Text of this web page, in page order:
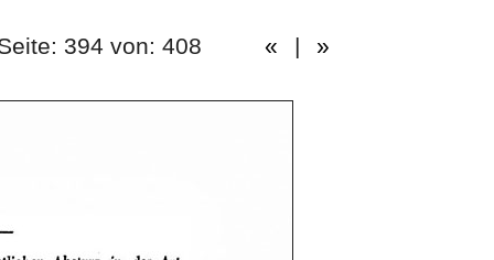
Seite: 394 von: 408 « | »